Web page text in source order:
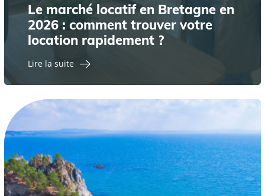
Le marché locatif en Bretagne en
2026 : comment trouver votre
location rapidement ?
Lire la suite